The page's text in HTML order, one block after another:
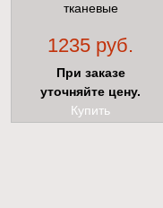
тканевые
1235 руб.
При заказе
уточняйте цену.
Купить